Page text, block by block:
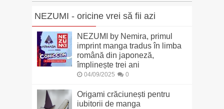
NEZUMI - oricine vrei să fii azi
NEZUMI by Nemira, primul
imprint manga tradus în limba
română din japoneză,
împlinește trei ani
04/09/2025 0
Origami crăciunești pentru
iubitorii de manga